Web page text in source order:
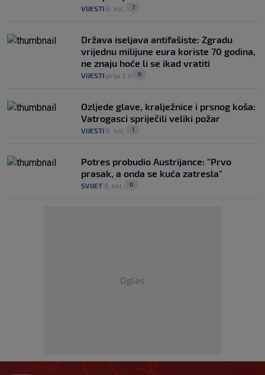
VIJESTI 8. kol. 7
Država iseljava antifašiste: Zgradu
vrijednu milijune eura koriste 70 godina,
ne znaju hoće li se ikad vratiti
VIJESTI prije 2 h 0
Ozljede glave, kralježnice i prsnog koša:
Vatrogasci spriječili veliki požar
VIJESTI 8. kol. 1
Potres probudio Austrijance: "Prvo
prasak, a onda se kuća zatresla"
SVIJET 8. kol. 0
Oglas